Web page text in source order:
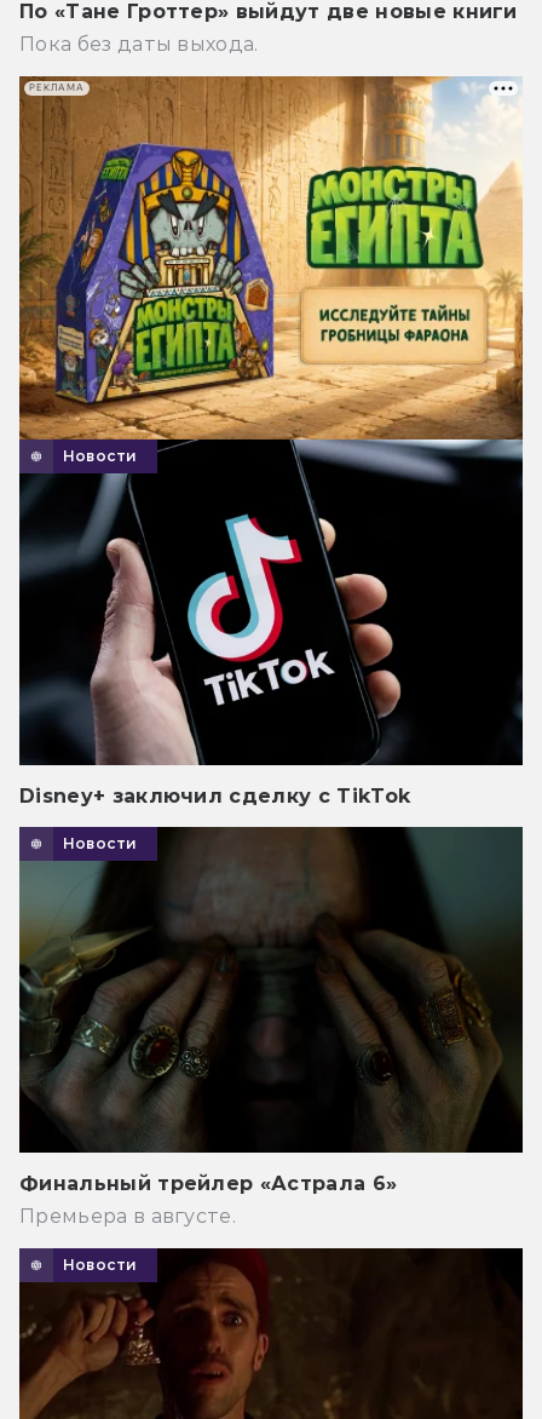
По «Тане Гроттер» выйдут две новые книги
Пока без даты выхода.
Новости
Disney+ заключил сделку с TikTok
Новости
Финальный трейлер «Астрала 6»
Премьера в августе.
Новости
РЕКЛАМА